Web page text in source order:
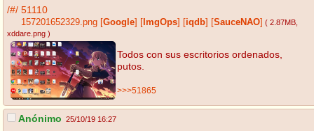
/#/ 51110
157201652329.png Google ImgOps iqdb SauceNAO ( 2.87MB
xddare.png )
Todos con sus escritorios ordenados,
putos.
>>>51865
Anónimo 25/10/19 16:27